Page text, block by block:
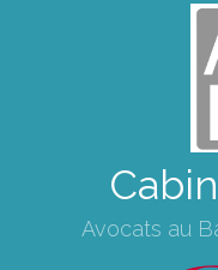
Avocats au